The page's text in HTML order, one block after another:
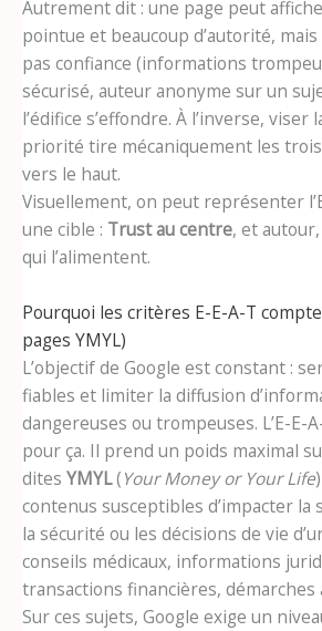
Autrement dit : une page peut
pointue et beaucoup d’autorité,
pas confiance (informations
sécurisé, auteur anonyme sur un
l’édifice s’effondre. À l’inverse, viser
priorité tire mécaniquement les
vers le haut.
Visuellement, on peut représenter
une cible : Trust au centre, et
qui l’alimentent.
Pourquoi les critères E-E-A-T
pages YMYL)
L’objectif de Google est constant :
fiables et limiter la diffusion
dangereuses ou trompeuses. L’E-E-
pour ça. Il prend un poids maximal
dites YMYL(Your Money or Your Life
contenus susceptibles d’impacter la
la sécurité ou les décisions de vie
conseils médicaux, informations
transactions financières, démarches
Sur ces sujets, Google exige un